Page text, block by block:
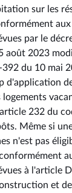
sur les
aux
par le
août 2023
du 10 mai
d'application
logements
232 du
Même si
n'est pas
à l'article
et de